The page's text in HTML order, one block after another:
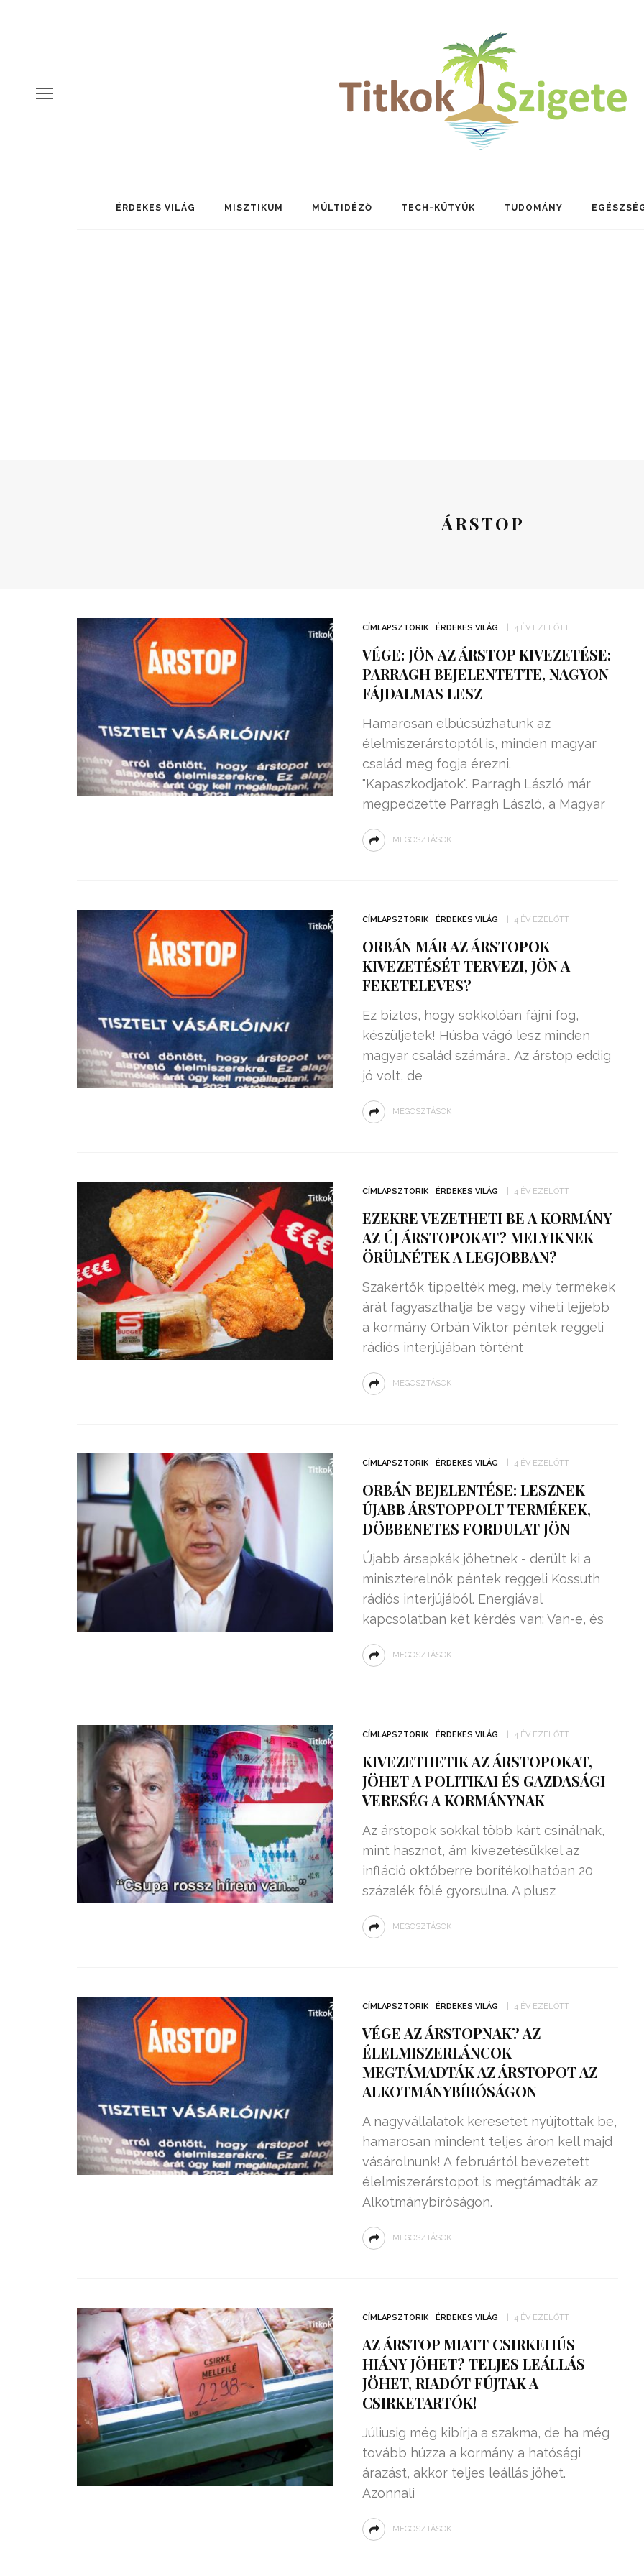
ÉRDEKES VILÁG MISZTIKUM MÚLTIDÉZŐ TECH-KÜTYÜK TUDOMÁNY
ÁRSTOP
CÍMLAPSZTORIK ÉRDEKES VILÁG 4 ÉV EZELŐTT
VÉGE: JÖN AZ ÁRSTOP KIVEZETÉSE:
PARRAGH BEJELENTETTE, NAGYON
FÁJDALMAS LESZ
Hamarosan elbúcsúzhatunk az
élelmiszerárstoptól is, minden magyar
család meg fogja érezni.
"Kapaszkodjatok". Parragh László már
megpedzette Parragh László, a Magyar
MEGOSZTÁSOK
CÍMLAPSZTORIK ÉRDEKES VILÁG 4 ÉV EZELŐTT
ORBÁN MÁR AZ ÁRSTOPOK
KIVEZETÉSÉT TERVEZI, JÖN A
FEKETELEVES?
Ez biztos, hogy sokkolóan fájni fog,
készüljetek! Húsba vágó lesz minden
magyar család számára… Az árstop eddig
jó volt, de
MEGOSZTÁSOK
CÍMLAPSZTORIK ÉRDEKES VILÁG 4 ÉV EZELŐTT
EZEKRE VEZETHETI BE A KORMÁNY
AZ ÚJ ÁRSTOPOKAT? MELYIKNEK
ÖRÜLNÉTEK A LEGJOBBAN?
Szakértők tippelték meg, mely termékek
árát fagyaszthatja be vagy viheti lejjebb
a kormány Orbán Viktor péntek reggeli
rádiós interjújában történt
MEGOSZTÁSOK
CÍMLAPSZTORIK ÉRDEKES VILÁG 4 ÉV EZELŐTT
ORBÁN BEJELENTÉSE: LESZNEK
ÚJABB ÁRSTOPPOLT TERMÉKEK,
DÖBBENETES FORDULAT JÖN
Újabb ársapkák jöhetnek - derült ki a
miniszterelnök péntek reggeli Kossuth
rádiós interjújából. Energiával
kapcsolatban két kérdés van: Van-e, és
MEGOSZTÁSOK
CÍMLAPSZTORIK ÉRDEKES VILÁG 4 ÉV EZELŐTT
KIVEZETHETIK AZ ÁRSTOPOKAT,
JÖHET A POLITIKAI ÉS GAZDASÁGI
VERESÉG A KORMÁNYNAK
Az árstopok sokkal több kárt csinálnak,
mint hasznot, ám kivezetésükkel az
infláció októberre borítékolhatóan 20
százalék fölé gyorsulna. A plusz
MEGOSZTÁSOK
CÍMLAPSZTORIK ÉRDEKES VILÁG 4 ÉV EZELŐTT
VÉGE AZ ÁRSTOPNAK? AZ
ÉLELMISZERLÁNCOK
MEGTÁMADTÁK AZ ÁRSTOPOT AZ
ALKOTMÁNYBÍRÓSÁGON
A nagyvállalatok keresetet nyújtottak be,
hamarosan mindent teljes áron kell majd
vásárolnunk! A februártól bevezetett
élelmiszerárstopot is megtámadták az
Alkotmánybíróságon.
MEGOSZTÁSOK
CÍMLAPSZTORIK ÉRDEKES VILÁG 4 ÉV EZELŐTT
AZ ÁRSTOP MIATT CSIRKEHÚS
HIÁNY JÖHET? TELJES LEÁLLÁS
JÖHET, RIADÓT FÚJTAK A
CSIRKETARTÓK!
Júliusig még kibírja a szakma, de ha még
tovább húzza a kormány a hatósági
árazást, akkor teljes leállás jöhet.
Azonnali
MEGOSZTÁSOK
99,13%-OS HATÉKONYSÁGGAL
NULLÁZZA AZ ÁRAMSZÁMLÁT
EZ A MOTOR!
ENERGIÁT
FEKVŐRENDŐRÖK!